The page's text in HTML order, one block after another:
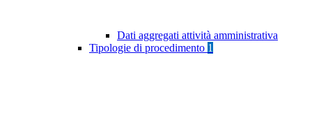
Dati aggregati attività amministrativa
Tipologie di procedimento 1